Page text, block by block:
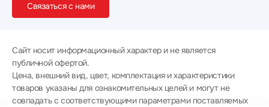
Связаться с нами
Сайт носит информационный характер и не является
публичной офертой.
Цена, внешний вид, цвет, комплектация и характеристики
товаров указаны для ознакомительных целей и могут не
совпадать с соответствующими параметрами поставляемых